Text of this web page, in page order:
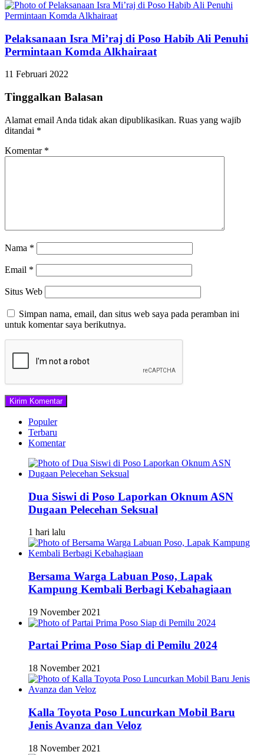
Pelaksanaan Isra Mi’raj di Poso Habib Ali Penuhi
Permintaan Komda Alkhairaat
11 Februari 2022
Tinggalkan Balasan
Alamat email Anda tidak akan dipublikasikan. Ruas yang wajib
ditandai *
Komentar *
Nama *
Email *
Situs Web
Simpan nama, email, dan situs web saya pada peramban ini
untuk komentar saya berikutnya.
Populer
Terbaru
Komentar
Dua Siswi di Poso Laporkan Oknum ASN
Dugaan Pelecehan Seksual
1 hari lalu
Bersama Warga Labuan Poso, Lapak
Kampung Kembali Berbagi Kebahagiaan
19 November 2021
Partai Prima Poso Siap di Pemilu 2024
18 November 2021
Kalla Toyota Poso Luncurkan Mobil Baru
Jenis Avanza dan Veloz
18 November 2021